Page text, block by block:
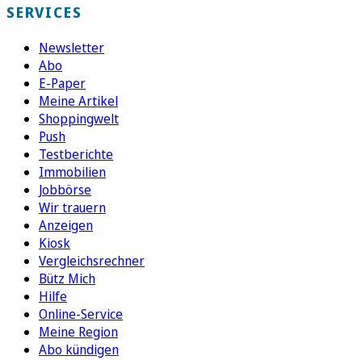
SERVICES
Newsletter
Abo
E-Paper
Meine Artikel
Shoppingwelt
Push
Testberichte
Immobilien
Jobbörse
Wir trauern
Anzeigen
Kiosk
Vergleichsrechner
Bütz Mich
Hilfe
Online-Service
Meine Region
Abo kündigen